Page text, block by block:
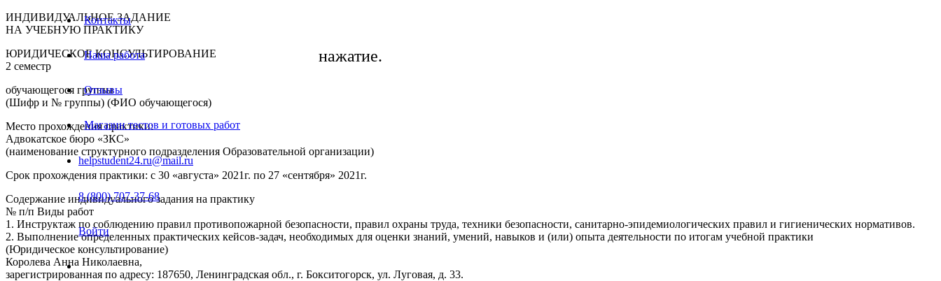
нажатие.
Контакты
Наша работа
Отзывы
Магазин тестов и готовых работ
helpstudent24.ru@mail.ru
8 (800) 707-37-68
Войти
ИНДИВИДУАЛЬНОЕ ЗАДАНИЕ
НА УЧЕБНУЮ ПРАКТИКУ
ЮРИДИЧЕСКОЕ КОНСУЛЬТИРОВАНИЕ
2 семестр
обучающегося группы
(Шифр и № группы) (ФИО обучающегося)
Место прохождения практики:
Адвокатское бюро «ЗКС»
(наименование структурного подразделения Образовательной организации)
Срок прохождения практики: с 30 «августа» 2021г. по 27 «сентября» 2021г.
Содержание индивидуального задания на практику
№ п/п Виды работ
1. Инструктаж по соблюдению правил противопожарной безопасности, правил охраны труда, техники безопасности, санитарно-эпидемиологических правил и гигиенических нормативов.
2. Выполнение определенных практических кейсов-задач, необходимых для оценки знаний, умений, навыков и (или) опыта деятельности по итогам учебной практики
(Юридическое консультирование)
Королева Анна Николаевна,
зарегистрированная по адресу: 187650, Ленинградская обл., г. Бокситогорск, ул. Луговая, д. 33.